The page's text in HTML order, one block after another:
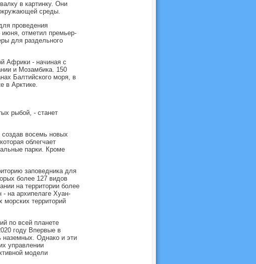
в картинку. Они
среды.
проведения
отметил премьер-
для раздельного
Африки - начиная с
и Мозамбика. 150
Балтийского моря, в
в Арктике.
рыбой, - станет
создав восемь новых
облегчает
парки. Кроме
заповедника для
более 127 видов
на территории более
на архипелаге Хуан-
территорий
по всей планете
году Впервые в
Однако и эти
управлении
модели